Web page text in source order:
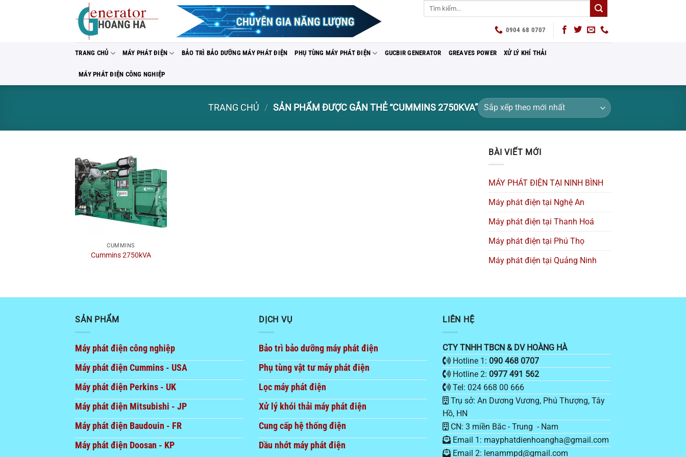
Tìm
0904 68 0707
TRANG CHỦ MÁY PHÁT ĐIỆN BẢO TRÌ BẢO DƯỠNG MÁY PHÁT ĐIỆN PHỤ TÙNG MÁY PHÁT ĐIỆN GUCBIR GENERATOR GREAVES POWER XỬ LÝ KHÍ THẢI
MÁY PHÁT ĐIỆN CÔNG NGHIỆP
TRANG CHỦ / SẢN PHẨM ĐƯỢC GẮN THẺ “CUMMINS 2750KVA”
Add to
wishlist
CUMMINS
Cummins 2750kVA
BÀI VIẾT MỚI
MÁY PHÁT ĐIỆN TẠI NINH BÌNH
Máy phát điện tại Nghệ An
Máy phát điện tại Thanh Hoá
Máy phát điện tại Phú Thọ
Máy phát điện tại Quảng Ninh
SẢN PHẨM
Máy phát điện công nghiệp
Máy phát điện Cummins - USA
Máy phát điện Perkins - UK
Máy phát điện Mitsubishi - JP
Máy phát điện Baudouin - FR
Máy phát điện Doosan - KP
DỊCH VỤ
Bảo trì bảo dưỡng máy phát điện
Phụ tùng vật tư máy phát điện
Lọc máy phát điện
Xử lý khói thải máy phát điện
Cung cấp hệ thống điện
Dầu nhớt máy phát điện
LIÊN HỆ
CTY TNHH TBCN & DV HOÀNG HÀ
Hotline 1: 090 468 0707
Hotline 2: 0977 491 562
Tel: 024 668 00 666
Trụ sở: An Dương Vương, Phú Thượng, Tây
Hồ, HN
CN: 3 miền Băc - Trung - Nam
Email 1: mayphatdienhoangha@gmail.com
Email 2: lenammpd@gmail.com